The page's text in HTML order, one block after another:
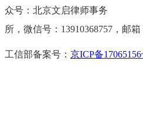
众号：北京文启律师事务
所，微信号：13910368757，邮箱
工信部备案号： 京ICP备17065156